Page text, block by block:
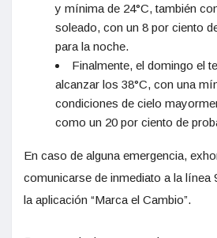
y mínima de 24°C, también
soleado, con un 8 por ciento
para la noche.
Finalmente, el domingo el
alcanzar los 38°C, con una
condiciones de cielo
como un 20 por ciento de
En caso de alguna emergencia,
comunicarse de inmediato a la línea
la aplicación “Marca el Cambio”.